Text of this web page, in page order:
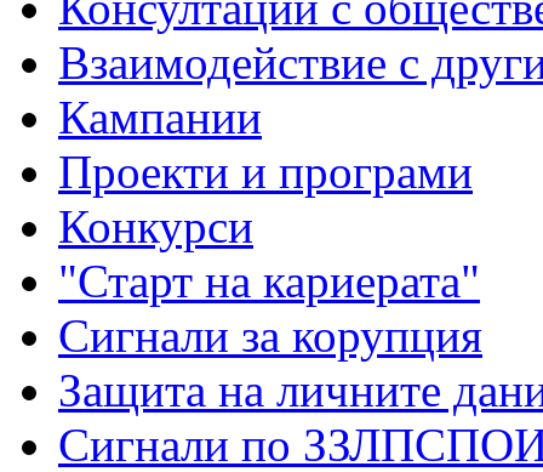
Взаимодействие с
Кампании
Проекти и програми
Конкурси
"Старт на кариерата"
Сигнали за корупция
Защита на личните
Сигнали по